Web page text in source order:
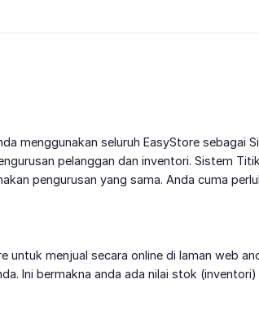
menggunakan seluruh EasyStore sebagai
pelanggan dan inventori. Sistem
pengurusan yang sama. Anda cuma
untuk menjual secara online di laman web
Ini bermakna anda ada nilai stok